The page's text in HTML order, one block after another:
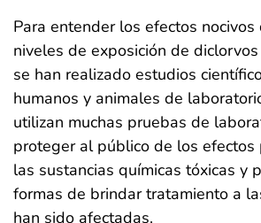
Para entender los efectos
niveles de exposición de
se han realizado estudios
humanos y animales de
utilizan muchas pruebas de
proteger al público de los efectos
las sustancias químicas tóxicas y
formas de brindar tratamiento a
han sido afectadas.